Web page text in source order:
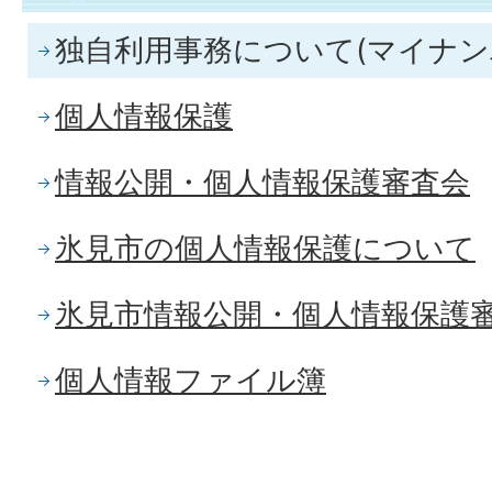
独自利用事務について(マイナ
個人情報保護
情報公開・個人情報保護審査会
氷見市の個人情報保護について
氷見市情報公開・個人情報保護
個人情報ファイル簿